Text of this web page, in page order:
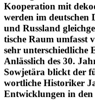
Koope­ration mit
werden im deutschen
und Russland
tische Raum umfasst
sehr unter­schied­liche
Anlässlich des 30.
Sowjetära blickt der
wort­liche Histo­riker
Entwick­lungen in